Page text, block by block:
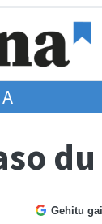
Gehitu